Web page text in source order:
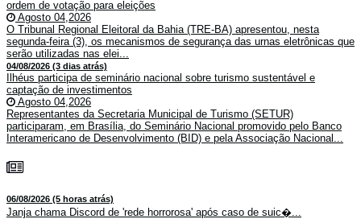
ordem de votação para eleições
Agosto 04,2026
O Tribunal Regional Eleitoral da Bahia (TRE-BA) apresentou, nesta
segunda-feira (3), os mecanismos de segurança das urnas eletrônicas que
serão utilizadas nas elei...
04/08/2026 (3 dias atrás)
Ilhéus participa de seminário nacional sobre turismo sustentável e
captação de investimentos
Agosto 04,2026
Representantes da Secretaria Municipal de Turismo (SETUR)
participaram, em Brasília, do Seminário Nacional promovido pelo Banco
Interamericano de Desenvolvimento (BID) e pela Associação Nacional...
06/08/2026 (5 horas atrás)
Janja chama Discord de 'rede horrorosa' após caso de suic�...